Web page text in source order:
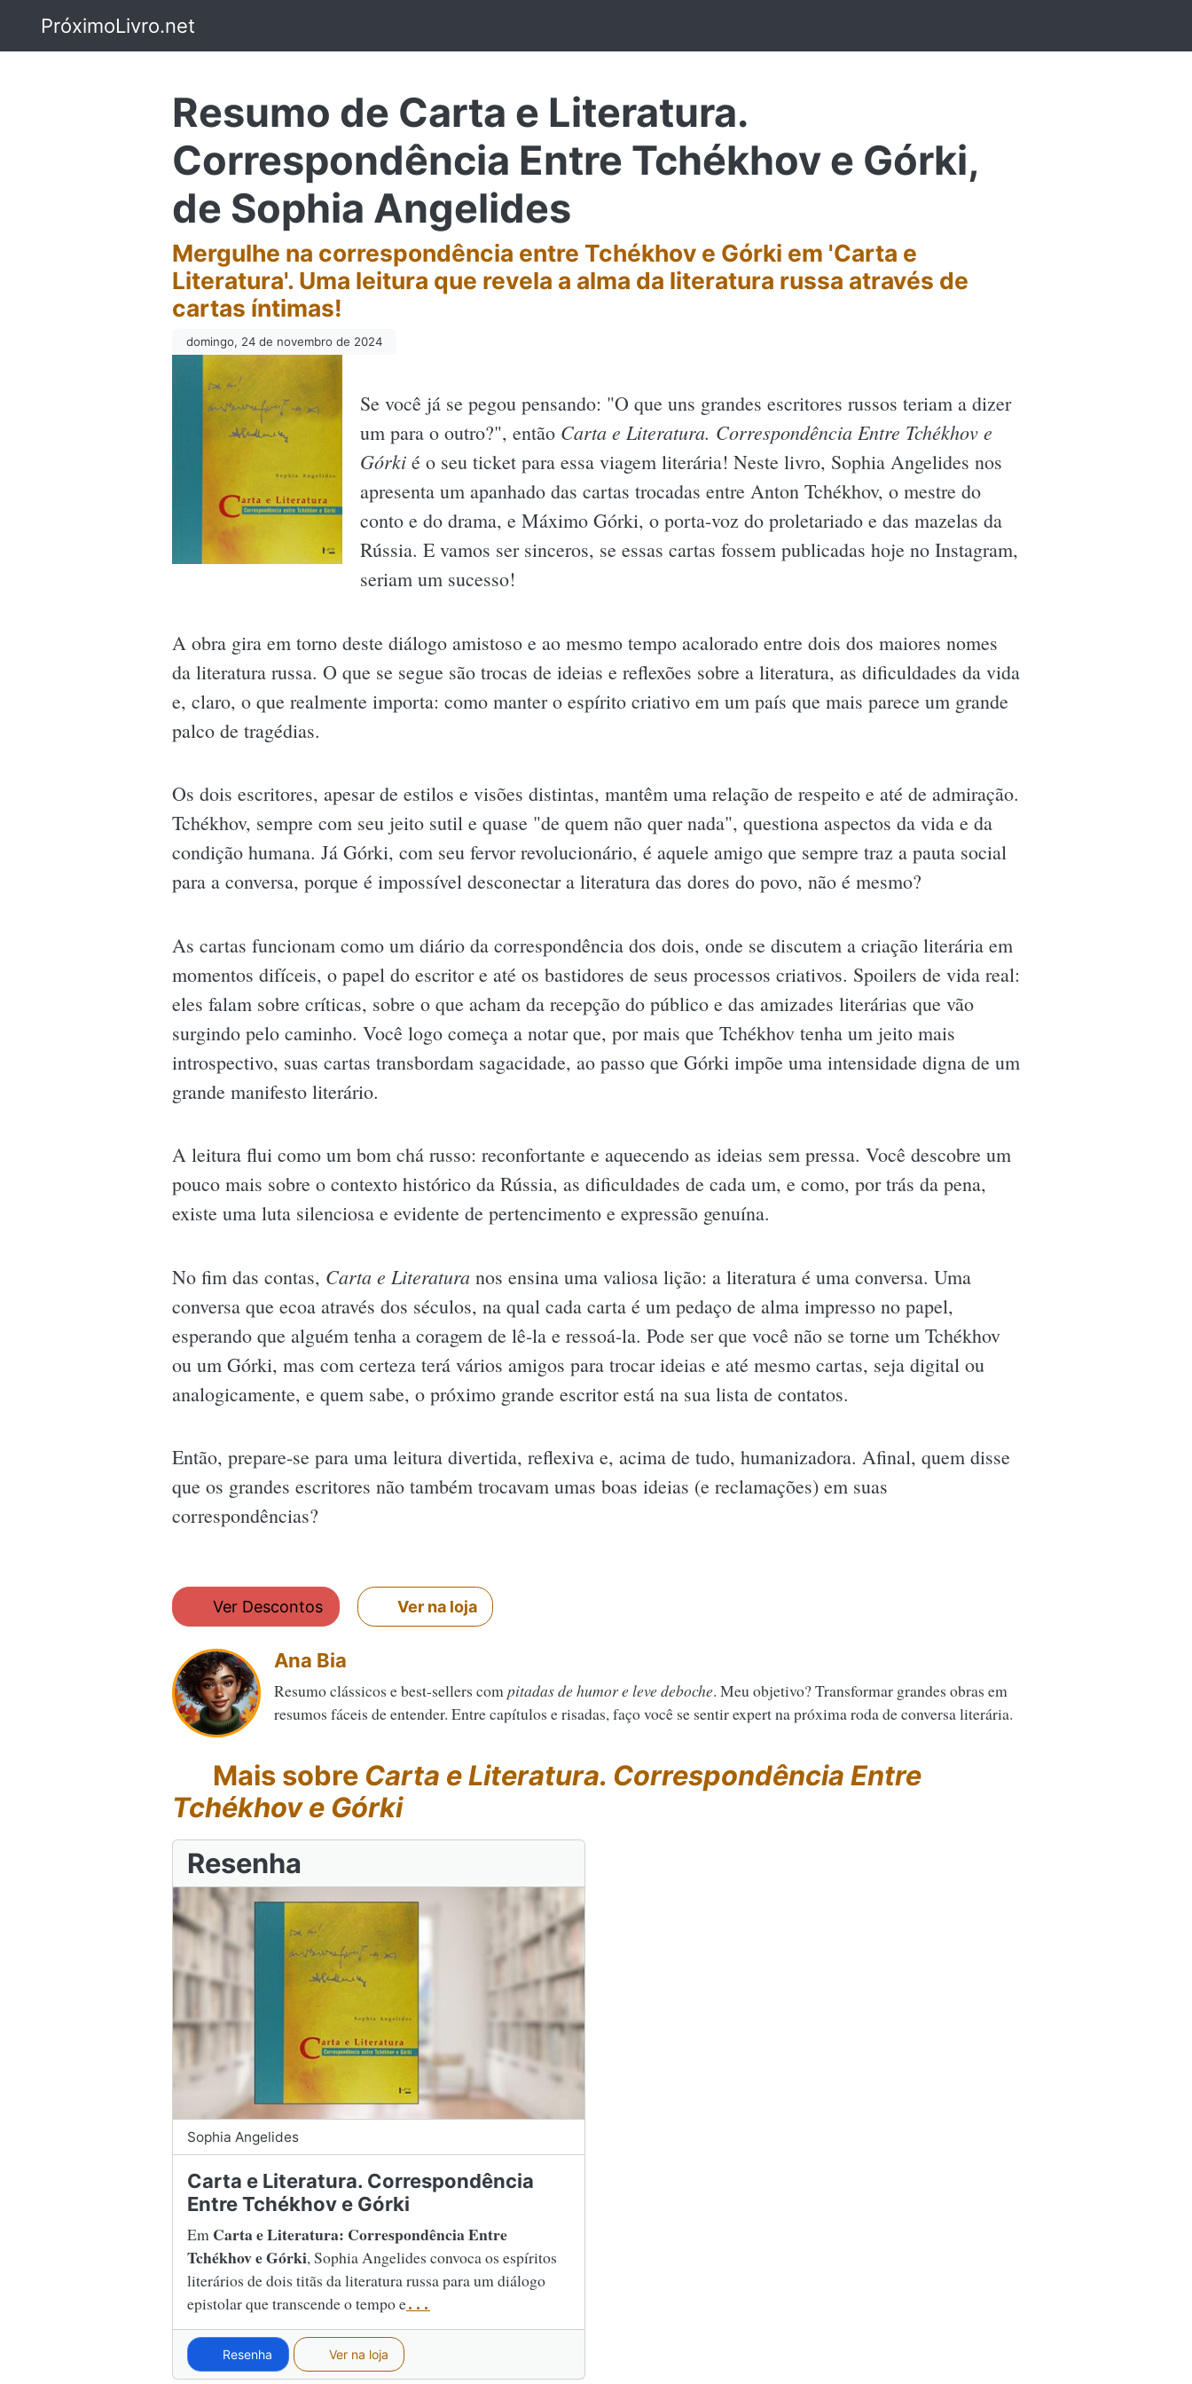
PróximoLivro.net
Resumo de Carta e Literatura.
Correspondência Entre Tchékhov e Górki,
de Sophia Angelides
Mergulhe na correspondência entre Tchékhov e Górki em 'Carta e
Literatura'. Uma leitura que revela a alma da literatura russa através de
cartas íntimas!
domingo, 24 de novembro de 2024
Se você já se pegou pensando: "O que uns grandes escritores russos teriam a dizer
um para o outro?", então Carta e Literatura. Correspondência Entre Tchékhov e
Górki é o seu ticket para essa viagem literária! Neste livro, Sophia Angelides nos
apresenta um apanhado das cartas trocadas entre Anton Tchékhov, o mestre do
conto e do drama, e Máximo Górki, o porta-voz do proletariado e das mazelas da
Rússia. E vamos ser sinceros, se essas cartas fossem publicadas hoje no Instagram,
seriam um sucesso!
A obra gira em torno deste diálogo amistoso e ao mesmo tempo acalorado entre dois dos maiores nomes
da literatura russa. O que se segue são trocas de ideias e reflexões sobre a literatura, as dificuldades da vida
e, claro, o que realmente importa: como manter o espírito criativo em um país que mais parece um grande
palco de tragédias.
Os dois escritores, apesar de estilos e visões distintas, mantêm uma relação de respeito e até de admiração.
Tchékhov, sempre com seu jeito sutil e quase "de quem não quer nada", questiona aspectos da vida e da
condição humana. Já Górki, com seu fervor revolucionário, é aquele amigo que sempre traz a pauta social
para a conversa, porque é impossível desconectar a literatura das dores do povo, não é mesmo?
As cartas funcionam como um diário da correspondência dos dois, onde se discutem a criação literária em
momentos difíceis, o papel do escritor e até os bastidores de seus processos criativos. Spoilers de vida real:
eles falam sobre críticas, sobre o que acham da recepção do público e das amizades literárias que vão
surgindo pelo caminho. Você logo começa a notar que, por mais que Tchékhov tenha um jeito mais
introspectivo, suas cartas transbordam sagacidade, ao passo que Górki impõe uma intensidade digna de um
grande manifesto literário.
A leitura flui como um bom chá russo: reconfortante e aquecendo as ideias sem pressa. Você descobre um
pouco mais sobre o contexto histórico da Rússia, as dificuldades de cada um, e como, por trás da pena,
existe uma luta silenciosa e evidente de pertencimento e expressão genuína.
No fim das contas, Carta e Literatura nos ensina uma valiosa lição: a literatura é uma conversa. Uma
conversa que ecoa através dos séculos, na qual cada carta é um pedaço de alma impresso no papel,
esperando que alguém tenha a coragem de lê-la e ressoá-la. Pode ser que você não se torne um Tchékhov
ou um Górki, mas com certeza terá vários amigos para trocar ideias e até mesmo cartas, seja digital ou
analogicamente, e quem sabe, o próximo grande escritor está na sua lista de contatos.
Então, prepare-se para uma leitura divertida, reflexiva e, acima de tudo, humanizadora. Afinal, quem disse
que os grandes escritores não também trocavam umas boas ideias (e reclamações) em suas
correspondências?
Ver Descontos Ver na loja
Ana Bia
Resumo clássicos e best-sellers compitadas de humor e leve deboche. Meu objetivo? Transformar grandes obras em
resumos fáceis de entender. Entre capítulos e risadas, faço você se sentir expert na próxima roda de conversa literária.
Mais sobre Carta e Literatura. Correspondência Entre
Tchékhov e Górki
Resenha
Sophia Angelides
Carta e Literatura. Correspondência
Entre Tchékhov e Górki
Em Carta e Literatura: Correspondência Entre
Tchékhov e Górki, Sophia Angelides convoca os espíritos
literários de dois titãs da literatura russa para um diálogo
epistolar que transcende o tempo e...
Resenha Ver na loja